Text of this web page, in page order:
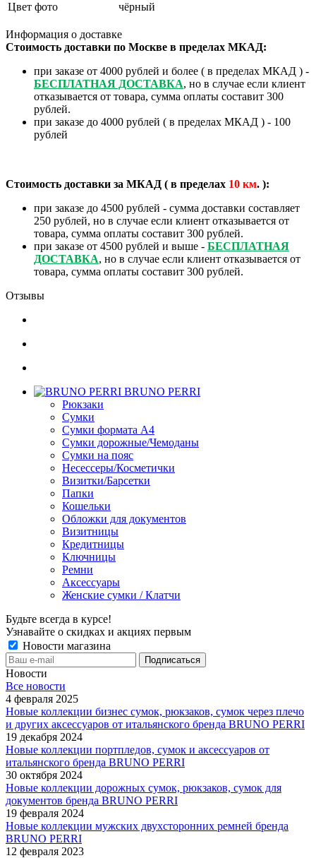
Цвет фото
чёрный
Информация о доставке
Стоимость доставки по Москве в пределах МКАД:
при заказе от 4000 рублей и более ( в пределах МКАД ) -
БЕСПЛАТНАЯ ДОСТАВКА, но в случае если клиент
отказывается от товара, сумма оплаты составит 300
рублей.
при заказе до 4000 рублей ( в пределах МКАД ) - 100
рублей
Стоимость доставки за МКАД ( в пределах 10 км. ):
при заказе до 4500 рублей - сумма доставки составляет
250 рублей, но в случае если клиент отказывается от
товара, сумма оплаты составит 300 рублей.
при заказе от 4500 рублей и выше - БЕСПЛАТНАЯ
ДОСТАВКА, но в случае если клиент отказывается от
товара, сумма оплаты составит 300 рублей.
Отзывы
BRUNO PERRI
Рюкзаки
Сумки
Сумки формата А4
Сумки дорожные/Чемоданы
Сумки на пояс
Несессеры/Косметички
Визитки/Барсетки
Папки
Кошельки
Обложки для документов
Визитницы
Кредитницы
Ключницы
Ремни
Аксессуары
Женские сумки / Клатчи
Будьте всегда в курсе!
Узнавайте о скидках и акциях первым
Новости магазина
Новости
Все новости
4 февраля 2025
Новые коллекции бизнес сумок, рюкзаков, сумок через плечо
и других аксессуаров от итальянского бренда BRUNO PERRI
19 декабря 2024
Новые коллекции портпледов, сумок и аксессуаров от
итальянского бренда BRUNO PERRI
30 октября 2024
Новые коллекции дорожных сумок, рюкзаков, сумок для
документов бренда BRUNO PERRI
19 февраля 2024
Новые коллекции мужских двухсторонних ремней бренда
BRUNO PERRI
12 февраля 2023